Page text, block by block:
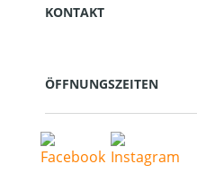
KONTAKT
ÖFFNUNGSZEITEN